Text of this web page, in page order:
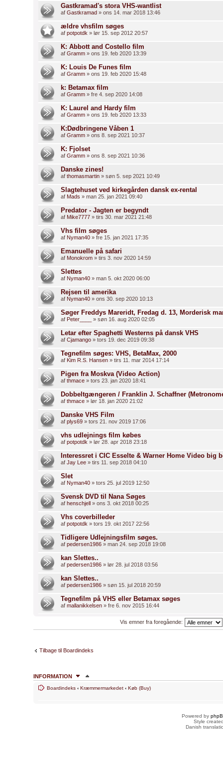
Gastkramad's stora VHS-wantlist
af Gastkramad » ons 14. mar 2018 13:46
ældre vhsfilm søges
af potpotdk » lør 15. sep 2012 20:57
K: Abbott and Costello film
af Gramm » ons 19. feb 2020 13:39
K: Louis De Funes film
af Gramm » ons 19. feb 2020 15:48
k: Betamax film
af Gramm » fre 4. sep 2020 14:08
K: Laurel and Hardy film
af Gramm » ons 19. feb 2020 13:33
K:Dødbringene Våben 1
af Gramm » ons 8. sep 2021 10:37
K: Fjolset
af Gramm » ons 8. sep 2021 10:36
Danske zines!
af thomasmartin » søn 5. sep 2021 10:49
Slagtehuset ved kirkegården dansk ex-rental
af Mads » man 25. jan 2021 09:40
Predator - Jagten er begyndt
af Mike7777 » tirs 30. mar 2021 21:48
Vhs film søges
af Nyman40 » fre 15. jan 2021 17:35
Emanuelle på safari
af Monokrom » tirs 3. nov 2020 14:59
Slettes
af Nyman40 » man 5. okt 2020 06:00
Rejsen til amerika
af Nyman40 » ons 30. sep 2020 10:13
Søger Freddys Mareridt, Fredag d. 13, Morderisk
af Peter____ » søn 16. aug 2020 02:05
Letar efter Spaghetti Westerns på dansk VHS
af Cjamango » tors 19. dec 2019 09:38
Tegnefilm søges: VHS, BetaMax, 2000
af Kim R.S. Hansen » tirs 11. mar 2014 17:14
Pigen fra Moskva (Video Action)
af thmace » tors 23. jan 2020 18:41
Dobbeltgængeren / Franklin J. Schaffner
af thmace » lør 18. jan 2020 21:02
Danske VHS Film
af plys69 » tors 21. nov 2019 17:06
vhs udlejnings film købes
af potpotdk » lør 28. apr 2018 23:18
Interessret i CIC Esselte & Warner Home Video big
af Jay Lee » tirs 11. sep 2018 04:10
Slet
af Nyman40 » tors 25. jul 2019 12:50
Svensk DVD til Nana Søges
af henschjell » ons 3. okt 2018 00:25
Vhs coverbilleder
af potpotdk » tors 19. okt 2017 22:56
Tidligere Udlejningsfilm søges.
af pedersen1986 » man 24. sep 2018 19:08
kan Slettes..
af pedersen1986 » lør 28. jul 2018 03:56
kan Slettes..
af pedersen1986 » søn 15. jul 2018 20:59
Tegnefilm på VHS eller Betamax søges
af mallanikkelsen » fre 6. nov 2015 16:44
Vis emner fra foregående:
Tilbage til Boardindeks
INFORMATION
Boardindeks ‹ Kræmmermarkedet ‹ Køb (Buy)
Powered by
Style
Danish